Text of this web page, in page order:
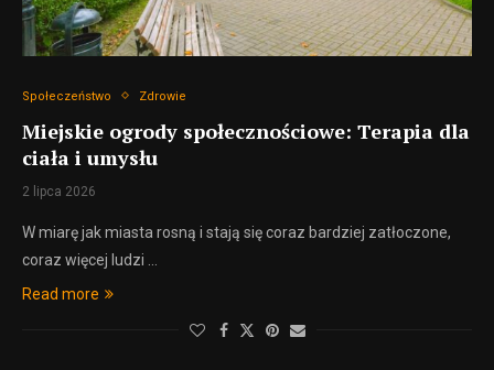
Społeczeństwo Zdrowie
Miejskie ogrody społecznościowe: Terapia dla
ciała i umysłu
2 lipca 2026
W miarę jak miasta rosną i stają się coraz bardziej zatłoczone,
coraz więcej ludzi …
Read more